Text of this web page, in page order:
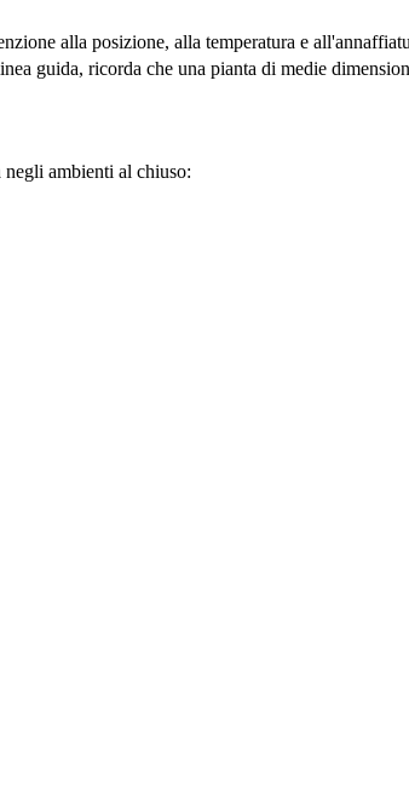
alla posizione, alla temperatura e
guida, ricorda che una pianta di medie
ambienti al chiuso: